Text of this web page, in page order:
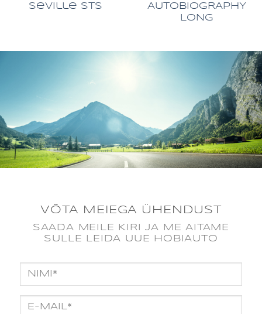
Seville STS
AUTOBIOGRAPHY
LONG
VÕTA MEIEGA ÜHENDUST
SAADA MEILE KIRI JA ME AITAME
SULLE LEIDA UUE HOBIAUTO